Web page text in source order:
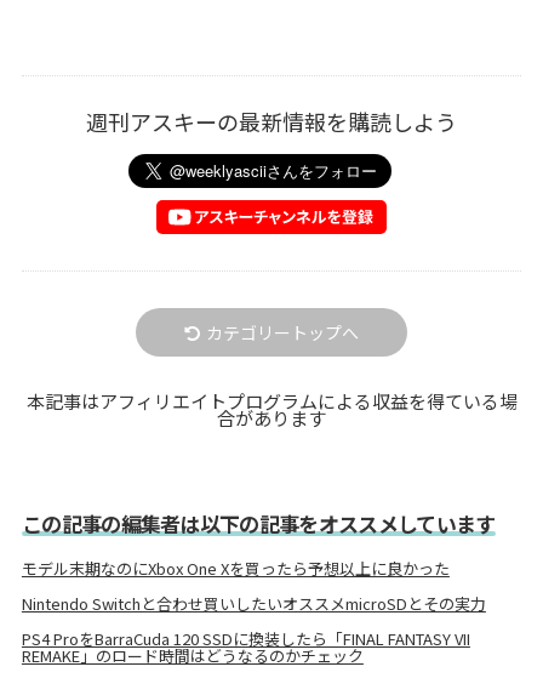
週刊アスキーの最新情報を購読しよう
カテゴリートップへ
本記事はアフィリエイトプログラムによる収益を得ている場
合があります
この記事の編集者は以下の記事をオススメしています
モデル末期なのにXbox One Xを買ったら予想以上に良かった
Nintendo Switchと合わせ買いしたいオススメmicroSDとその実力
PS4 ProをBarraCuda 120 SSDに換装したら「FINAL FANTASY VII
REMAKE」のロード時間はどうなるのかチェック